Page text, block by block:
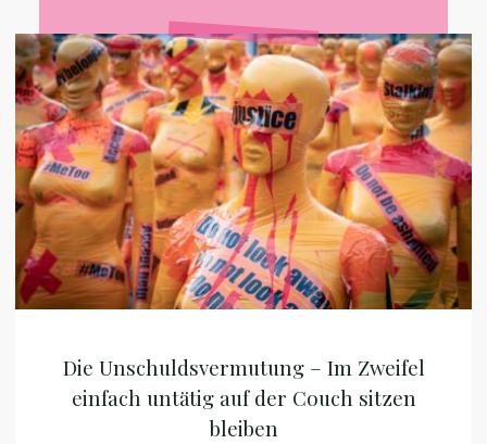
Die
Unschuldsvermutung
–
Im
Zweifel
einfach
untätig
auf
der
Couch
Die Unschuldsvermutung – Im Zweifel
einfach untätig auf der Couch sitzen
bleiben